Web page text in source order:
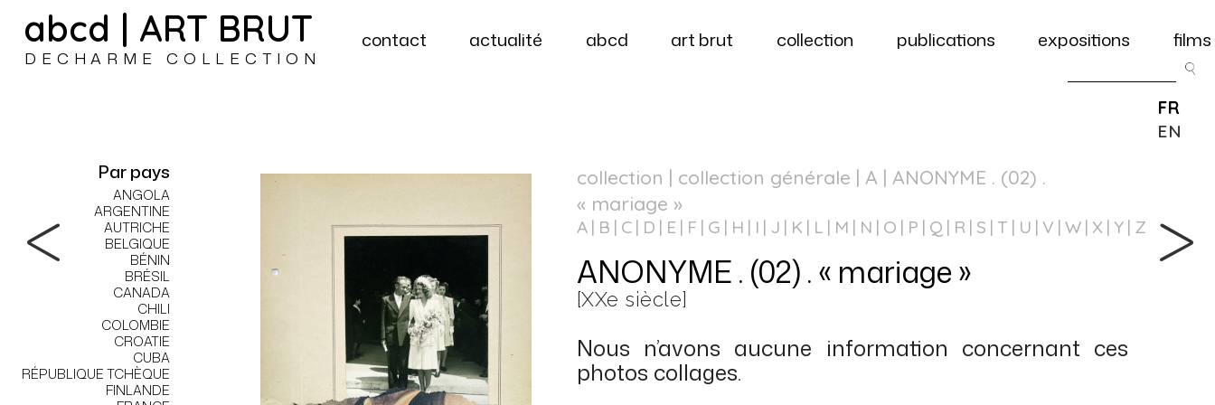
abcd | ART BRUT
DECHARME COLLECTION
contact actualité abcd art brut collection publications expositions films
Par pays
ANGOLA
ARGENTINE
AUTRICHE
BELGIQUE
BÉNIN
BRÉSIL
CANADA
CHILI
COLOMBIE
CROATIE
CUBA
RÉPUBLIQUE TCHÈQUE
FINLANDE
collection | collection générale | A | ANONYME . (02) .
« mariage »
A B C D E F G H I J K L M N O P Q R S T U V W X Y Z
ANONYME . (02) . « mariage »
[XXe siècle]
Nous n’avons aucune information concernant ces
photos collages.
FR
EN